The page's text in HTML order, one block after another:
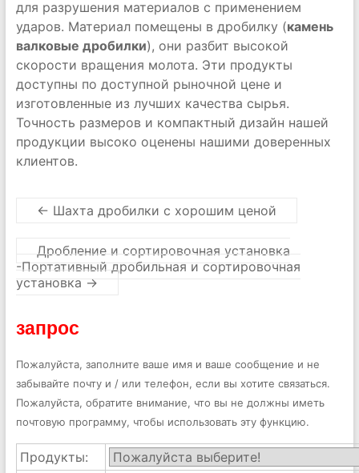
для разрушения материалов с применением
ударов. Материал помещены в дробилку (камень
валковые дробилки), они разбит высокой
скорости вращения молота. Эти продукты
доступны по доступной рыночной цене и
изготовленные из лучших качества сырья.
Точность размеров и компактный дизайн нашей
продукции высоко оценены нашими доверенных
клиентов.
← Шахта дробилки с хорошим ценой
Дробление и сортировочная установка
-Портативный дробильная и сортировочная
установка →
запрос
Пожалуйста, заполните ваше имя и ваше сообщение и не
забывайте почту и / или телефон, если вы хотите связаться.
Пожалуйста, обратите внимание, что вы не должны иметь
почтовую программу, чтобы использовать эту функцию.
Продукты: